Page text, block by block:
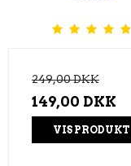
249,00 DKK
149,00 DKK
VIS PRODUKT